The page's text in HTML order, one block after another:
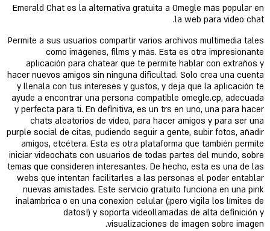
Emerald Chat es la alternativa gratuita a Omegle más popular en
la web para video chat.
Permite a sus usuarios compartir varios archivos multimedia tales
como imágenes, films y más. Esta es otra impresionante
aplicación para chatear que te permite hablar con extraños y
hacer nuevos amigos sin ninguna dificultad. Solo crea una cuenta
y llenala con tus intereses y gustos, y deja que la aplicación te
ayude a encontrar una persona compatible omegle.cp, adecuada
y perfecta para ti. En definitiva, es un trs en uno, una para hacer
chats aleatorios de vídeo, para hacer amigos y para ser una
purple social de citas, pudiendo seguir a gente, subir fotos, añadir
amigos, etcétera. Esta es otra plataforma que también permite
iniciar videochats con usuarios de todas partes del mundo, sobre
temas que consideren interesantes. De hecho, esta es una de las
webs que intentan facilitarles a las personas el poder entablar
nuevas amistades. Este servicio gratuito funciona en una pink
inalámbrica o en una conexión celular (¡pero vigila los límites de
datos!) y soporta videollamadas de alta definición y
visualizaciones de imagen sobre imagen.